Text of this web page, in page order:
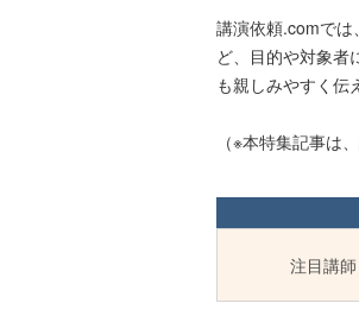
講演依頼.comでは
ど、目的や対象者
も親しみやすく伝
（※本特集記事は
注目講師